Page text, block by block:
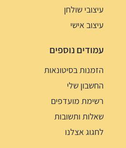
עיצובי שולחן
עיצוב אישי
עמודים נוספים
הזמנות בסיטונאות
החשבון שלי
רשימת מועדפים
שאלות ותשובות
לחגוג אצלנו